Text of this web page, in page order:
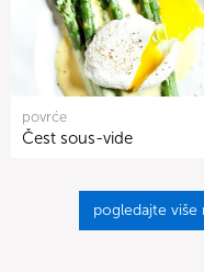
povrće
Čest sous-vide
pogledajte više